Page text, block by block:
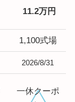
11.2万円
1,100式場
2026/8/31
一休クーポ